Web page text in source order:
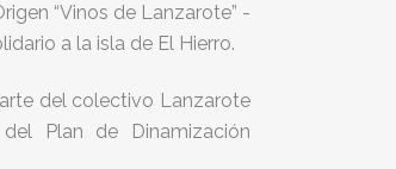
“Vinos de Lanzarote” -
a la isla de El Hierro.
del colectivo Lanzarote
Plan de Dinamización